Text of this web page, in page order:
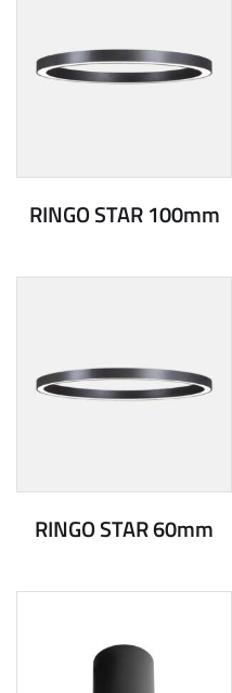
RINGO STAR 100mm
RINGO STAR 60mm